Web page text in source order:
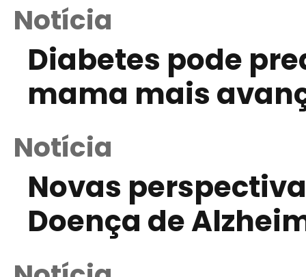
Notícia
Diabetes pode
mama mais
Notícia
Novas
Doença de